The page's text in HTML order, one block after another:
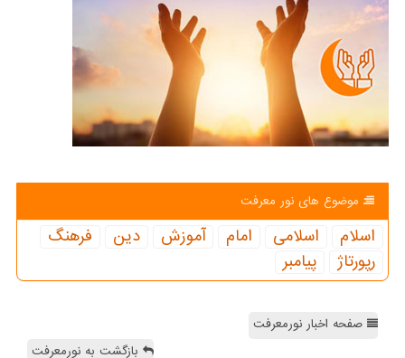
موضوع های نور معرفت
اسلام اسلامی امام آموزش دین
فرهنگ
رپورتاژ
پیامبر
صفحه اخبار نورمعرفت
بازگشت به نورمعرفت